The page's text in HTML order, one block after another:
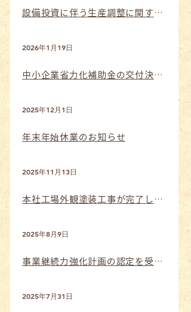
設備投資に伴う生産調整に関するお願い
2026年1月19日
中小企業省力化補助金の交付決定のお知らせ
2025年12月1日
年末年始休業のお知らせ
2025年11月13日
本社工場外観塗装工事が完了しました
2025年8月9日
事業継続力強化計画の認定を受けました
2025年7月31日